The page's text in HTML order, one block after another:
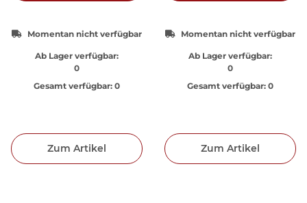
Momentan nicht verfügbar
Ab Lager verfügbar:
0
Gesamt verfügbar: 0
Zum Artikel
Momentan nicht verfügbar
Ab Lager verfügbar:
0
Gesamt verfügbar: 0
Zum Artikel